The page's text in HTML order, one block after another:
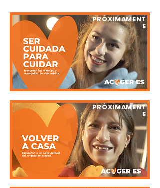
PRÓXIMAMENT
E
PRÓXIMAMENT
E